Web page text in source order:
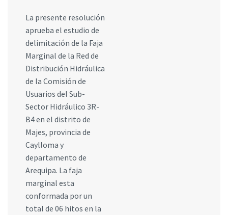
La presente resolución
aprueba el estudio de
delimitación de la Faja
Marginal de la Red de
Distribución Hidráulica
de la Comisión de
Usuarios del Sub-
Sector Hidráulico 3R-
B4 en el distrito de
Majes, provincia de
Caylloma y
departamento de
Arequipa. La faja
marginal esta
conformada por un
total de 06 hitos en la